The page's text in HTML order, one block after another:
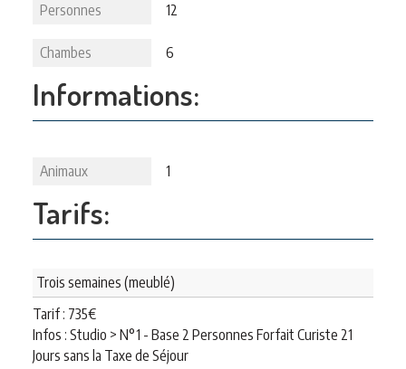
Personnes 12
Chambes 6
Informations:
Animaux 1
Tarifs:
Trois semaines (meublé)
Tarif : 735€
Infos : Studio > N°1 - Base 2 Personnes Forfait Curiste 21
Jours sans la Taxe de Séjour